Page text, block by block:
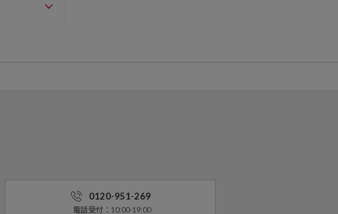
0120-951-269
電話受付：10:00-19:00